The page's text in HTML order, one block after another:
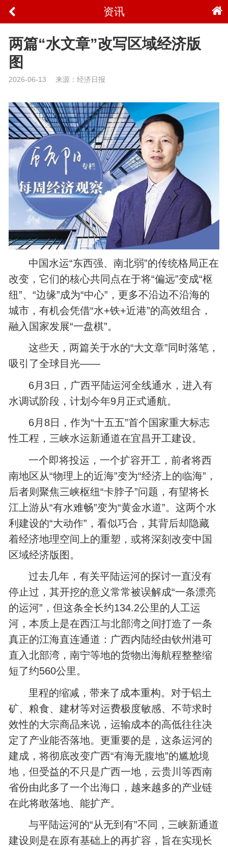
资讯
两篇“水文章”改写区域经济版
图
2026-06-13 来源：经济日报
中国水运“东西强、南北弱”的传统格局正在
改变，它们的核心共同点在于将“偏远”变成“枢
纽”、“边缘”成为“中心”，更多不沿边不沿海的
城市，有机会凭借“水+铁+近港”的高效组合，
融入国家发展“一盘棋”。
这些天，两篇关于水的“大文章”同时落笔，
吸引了全球目光——
6月3日，广西平陆运河全线通水，进入有
水调试阶段，计划今年9月正式通航。
6月8日，作为“十五五”首个国家重大标志
性工程，三峡水运新通道在宜昌开工建设。
一个即将投运，一个扩容开工，前者将西
南地区从“物理上的近海”变为“经济上的临海”，
后者则聚焦三峡枢纽“卡脖子”问题，有望将长
江上游从“有水难畅”变为“黄金水道”。这两个水
利建设的“大动作”，看似巧合，其背后却隐藏
着经济地理空间上的重塑，或将深刻改变中国
区域经济版图。
过去几年，有关平陆运河的探讨一直没有
停止过，其开挖的意义常常被误解成“一条漂亮
的运河”，但这条全长约134.2公里的人工运
河，本质上是在西江与北部湾之间打造了一条
真正的江海直连通道：广西内陆经由钦州港可
直入北部湾，南宁等地的货物出海航程整整缩
短了约560公里。
里程的缩减，带来了成本重构。对于铝土
矿、粮食、建材等对运费极度敏感、不苛求时
效性的大宗商品来说，运输成本的高低往往决
定了产业能否落地。更重要的是，这条运河的
建成，将彻底改变广西“有海无腹地”的尴尬境
地，但受益的不只是广西一地，云贵川等西南
省份由此多了一个出海口，越来越多的产业链
在此将敢落地、能扩产。
与平陆运河的“从无到有”不同，三峡新通道
建设则是在原有基础上的再扩容，旨在实现长